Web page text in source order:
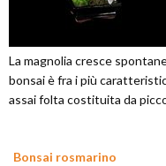
La magnolia cresce
bonsai è fra i più
assai folta costituita da
Bonsai rosmarino